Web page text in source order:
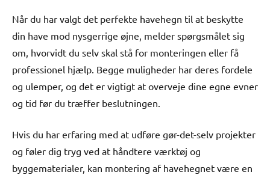
Når du har valgt det perfekte havehegn til at beskytte
din have mod nysgerrige øjne, melder spørgsmålet sig
om, hvorvidt du selv skal stå for monteringen eller få
professionel hjælp. Begge muligheder har deres fordele
og ulemper, og det er vigtigt at overveje dine egne evner
og tid før du træffer beslutningen.
Hvis du har erfaring med at udføre gør-det-selv projekter
og føler dig tryg ved at håndtere værktøj og
byggematerialer, kan montering af havehegnet være en